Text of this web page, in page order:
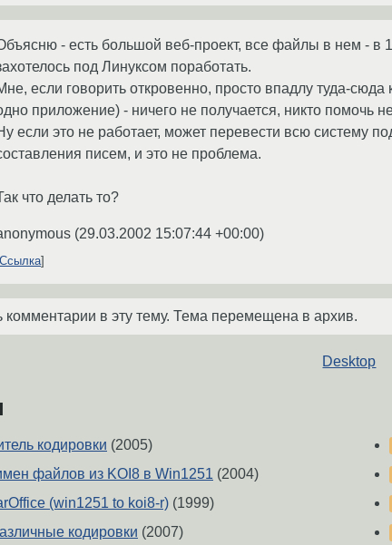
- есть большой веб-проект, все файлы в нем - в
под Линуксом поработать.
если говорить откровенно, просто впадлу туда-
приложение) - ничего не получается, никто помочь
если это не работает, может перевести всю
писем, и это не проблема.
что делать то?
(29.03.2002 15:07:44 +00:00)
Ссылка
в эту тему. Тема перемещена в архив.
Desktop
кодировки (2005)
файлов из KOI8 в Win1251 (2004)
(win1251 to koi8-r) (1999)
кодировки (2007)